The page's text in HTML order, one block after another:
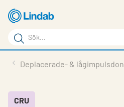
Hoppa
till
huvudinnehållet
Sökord
Sök
på
Service & Support
Deplacerade- & lågimpulsdon
CRU